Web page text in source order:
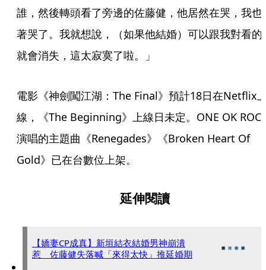
誰，然後轉頭看了旁邊的佐藤健，他居然在哭，我也
著哭了。我就想說，（如果他結婚）可以跟我對看的
就會消失，這太寂寞了啦。」
電影《神劍闖江湖：The Final》預計18日在Netflix
線，《The Beginning》上線日未定。ONE OK
演唱的主題曲《Renegades》《Broken Heart Of
Gold》已在台數位上架。
延伸閱讀
【嬌妻CP成真】新垣結衣結婚男神崩潰
惹 佐藤健失落喊「來得太快」推延婚期